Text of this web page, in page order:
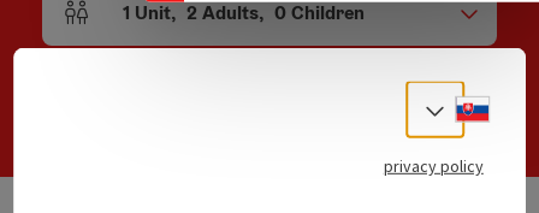
Number of units and person fields
1 Unit, 2 Adults, 0Children
Select
privacy policy